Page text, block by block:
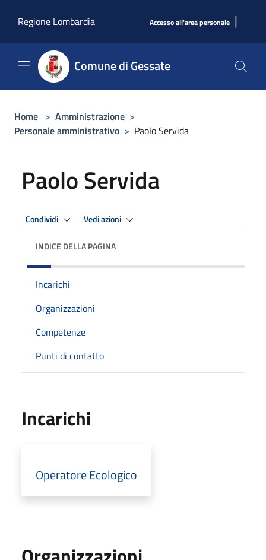
Regione Lombardia
Accesso all'area personale |
Comune di Gessate
Home > Amministrazione >
Personale amministrativo > Paolo Servida
Paolo Servida
Condividi Vedi azioni
INDICE DELLA PAGINA
Incarichi
Organizzazioni
Competenze
Punti di contatto
Incarichi
Operatore Ecologico